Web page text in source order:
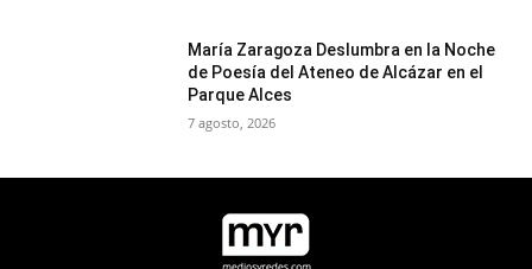
María Zaragoza Deslumbra en la Noche
de Poesía del Ateneo de Alcázar en el
Parque Alces
7 agosto, 2026